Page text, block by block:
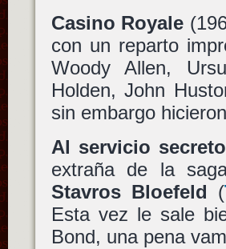
Casino Royale
con un reparto
Woody Allen,
Holden, John
sin embargo
Al servicio
extraña de la
Stavros Bloefeld (
Esta vez le sale
Bond, una pena